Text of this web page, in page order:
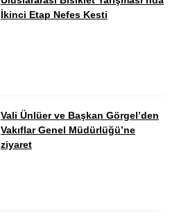
İkinci Etap Nefes Kesti
Vali Ünlüer ve Başkan Görgel’den
Vakıflar Genel Müdürlüğü’ne
ziyaret